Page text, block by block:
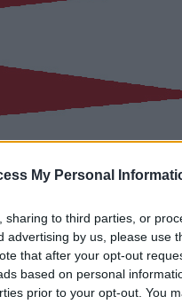
My Personal
sharing to third parties, or
advertising by us, please use
that after your opt-out
based on personal
prior to your opt-out. You